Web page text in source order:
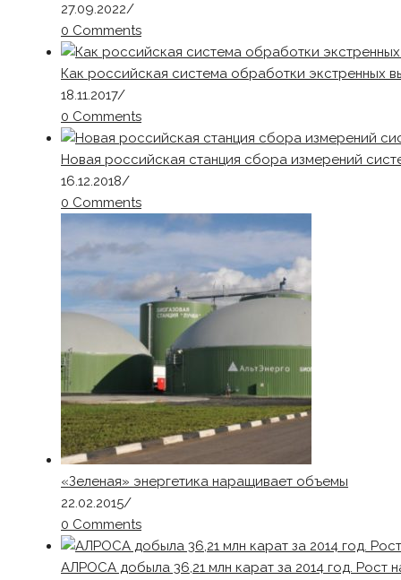
27.09.2022/
0 Comments
Как российская система обработки экстренных
18.11.2017/
0 Comments
Новая российская станция сбора измерений
16.12.2018/
0 Comments
«Зеленая» энергетика наращивает объемы
22.02.2015/
0 Comments
АЛРОСА добыла 36,21 млн карат за 2014 год. Рост